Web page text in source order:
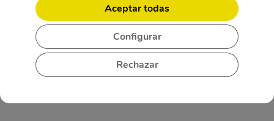
recursos disponibles para ayudarte a enfrentarlo.
ACOSO LABORAL ENTRE
COMPAÑEROS: CAUSAS Y
Aceptar todas
Rechazar
Configurar